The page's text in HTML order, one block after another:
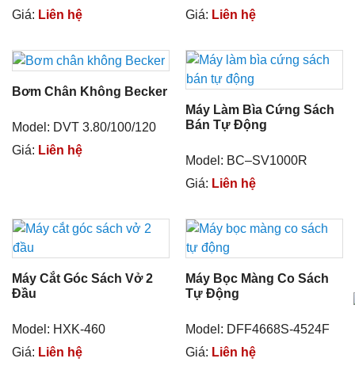
Giá: Liên hệ
Giá: Liên hệ
Bơm Chân Không Becker
Model: DVT 3.80/100/120
Giá: Liên hệ
Máy Làm Bìa Cứng Sách
Bán Tự Động
Model: BC–SV1000R
Giá: Liên hệ
Máy Cắt Góc Sách Vở 2
Đầu
Model: HXK-460
Giá: Liên hệ
Máy Bọc Màng Co Sách
Tự Động
Model: DFF4668S-4524F
Giá: Liên hệ